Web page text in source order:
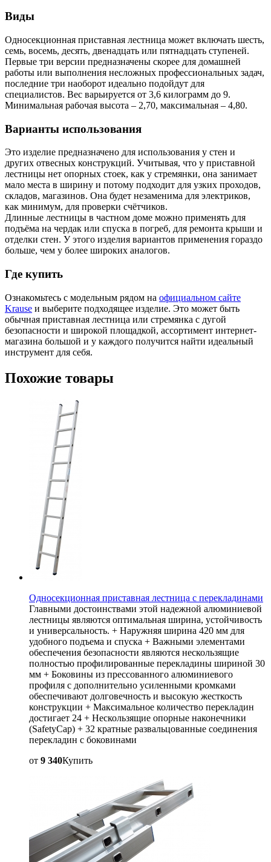
Виды
Односекционная приставная лестница может включать шесть,
семь, восемь, десять, двенадцать или пятнадцать ступеней.
Первые три версии предназначены скорее для домашней
работы или выполнения несложных профессиональных задач,
последние три наоборот идеально подойдут для
специалистов. Вес варьируется от 3,6 килограмм до 9.
Минимальная рабочая высота – 2,70, максимальная – 4,80.
Варианты использования
Это изделие предназначено для использования у стен и
других отвесных конструкций. Учитывая, что у приставной
лестницы нет опорных стоек, как у стремянки, она занимает
мало места в ширину и потому подходит для узких проходов,
складов, магазинов. Она будет незаменима для электриков,
как минимум, для проверки счётчиков.
Длинные лестницы в частном доме можно применять для
подъёма на чердак или спуска в погреб, для ремонта крыши и
отделки стен. У этого изделия вариантов применения гораздо
больше, чем у более широких аналогов.
Где купить
Ознакомьтесь с модельным рядом на официальном сайте
Krause и выберите подходящее изделие. Это может быть
обычная приставная лестница или стремянка с дугой
безопасности и широкой площадкой, ассортимент интернет-
магазина большой и у каждого получится найти идеальный
инструмент для себя.
Похожие товары
Односекционная приставная лестница с перекладинами
Главными достоинствами этой надежной алюминиевой
лестницы являются оптимальная ширина, устойчивость
и универсальность. + Наружняя ширина 420 мм для
удобного подъема и спуска + Важными элементами
обеспечения безопасности являются нескользящие
полностью профилированные перекладины шириной 30
мм + Боковины из прессованного алюминиевого
профиля с дополнительно усиленными кромками
обеспечивают долговечность и высокую жесткость
конструкции + Максимальное количество перекладин
достигает 24 + Нескользящие опорные наконечники
(SafetyCap) + 32 кратные развальцованные соединения
перекладин с боковинами
от 9 340Купить